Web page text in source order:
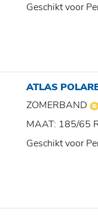
Geschikt voor
ATLAS
ZOMERBAND
MAAT: 185/65
Geschikt voor